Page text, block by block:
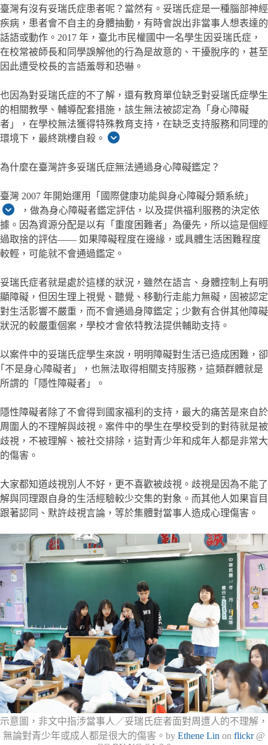
臺灣有沒有妥瑞氏症患者呢？當然有。妥瑞氏症是一種腦部神經
疾病，患者會不自主的身體抽動，有時會說出非當事人想表達的
話語或動作。2017 年，臺北巿民權國中一名學生因妥瑞氏症，
在校常被師長和同學誤解他的行為是故意的、干擾脫序的，甚至
因此遭受校長的言語羞辱和恐嚇。
也因為對妥瑞氏症的不了解，還有教育單位缺乏對妥瑞氏症學生
的相關教學、輔導配套措施，該生無法被認定為「身心障礙
者」，在學校無法獲得特殊教育支持，在缺乏支持服務和同理的
環境下，最終跳樓自殺。
為什麼在臺灣許多妥瑞氏症無法通過身心障礙鑑定？
臺灣 2007 年開始運用「國際健康功能與身心障礙分類系統」
，做為身心障礙者鑑定評估，以及提供福利服務的決定依
據。因為資源分配是以有「重度困難者」為優先，所以這是個經
過取捨的評估—— 如果障礙程度在邊緣，或具體生活困難程度
較輕，可能就不會通過鑑定。
妥瑞氏症者就是處於這樣的狀況，雖然在語言、身體控制上有明
顯障礙，但因生理上視覺、聽覺、移動行走能力無礙，固被認定
對生活影響不嚴重，而不會通過身障鑑定；少數有合併其他障礙
狀況的較嚴重個案，學校才會依特教法提供輔助支持。
以案件中的妥瑞氏症學生來說，明明障礙對生活已造成困難，卻
｢不是身心障礙者」，也無法取得相關支持服務，這類群體就是
所謂的「隱性障礙者」。
隱性障礙者除了不會得到國家福利的支持，最大的痛苦是來自於
周圍人的不理解與歧視。案件中的學生在學校受到的對待就是被
歧視，不被理解、被社交排除，這對青少年和成年人都是非常大
的傷害。
大家都知道歧視別人不好，更不喜歡被歧視。歧視是因為不能了
解與同理跟自身的生活經驗較少交集的對象。而其他人如果盲目
跟著認同、默許歧視言論，等於集體對當事人造成心理傷害。
示意圖，非文中指涉當事人／妥瑞氏症者面對周遭人的不理解，
無論對青少年或成人都是很大的傷害。by Ethene Lin on flickr@